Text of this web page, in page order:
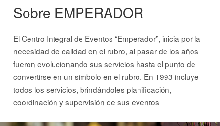
Sobre EMPERADOR
El Centro Integral de Eventos “Emperador”, inicia por la
necesidad de calidad en el rubro, al pasar de los años
fueron evolucionando sus servicios hasta el punto de
convertirse en un simbolo en el rubro. En 1993 incluye
todos los servicios, brindándoles planificación,
coordinación y supervisión de sus eventos